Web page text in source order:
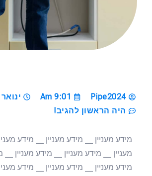
Pipe2024
9:01 Am
ינואר 28, 2024
היה הראשון להגיב!
מידע מעניין __ מידע מעניין __ מידע
מעניין __ מידע מעניין __ מידע מעניין __
מידע מעניין __ מידע מעניין __ מידע